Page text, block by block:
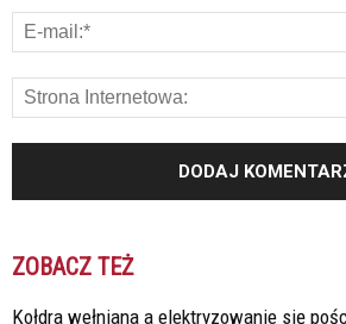
ZOBACZ TEŻ
Kołdra wełniana a elektryzowanie się